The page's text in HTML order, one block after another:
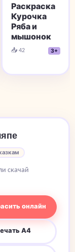
Раскраска
Курочка
Ряба и
мышонок
📥 42 3+
скачай
онлайн
A4